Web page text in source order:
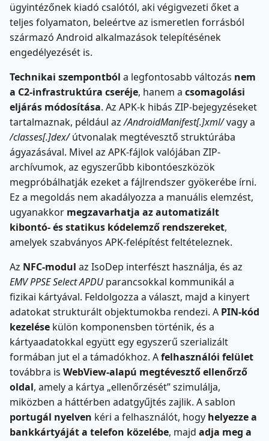
ügyintézőnek kiadó csalótól, aki végigvezeti őket a
teljes folyamaton, beleértve az ismeretlen forrásból
származó Android alkalmazások telepítésének
engedélyezését is.
Technikai szempontból a legfontosabb változás nem
a C2-infrastruktúra cseréje, hanem a csomagolási
eljárás módosítása. Az APK-k hibás ZIP-bejegyzéseket
tartalmaznak, például az/AndroidManifest[.]xml/vagy a
/classes[.]dex/útvonalak megtévesztő struktúrába
ágyazásával. Mivel az APK-fájlok valójában ZIP-
archívumok, az egyszerűbb kibontóeszközök
megpróbálhatják ezeket a fájlrendszer gyökerébe írni.
Ez a megoldás nem akadályozza a manuális elemzést,
ugyanakkor megzavarhatja az automatizált
kibontó- és statikus kódelemző rendszereket,
amelyek szabványos APK-felépítést feltételeznek.
Az NFC-modul az IsoDep interfészt használja, és az
EMV PPSE Select APDU parancsokkal kommunikál a
fizikai kártyával. Feldolgozza a választ, majd a kinyert
adatokat strukturált objektumokba rendezi. A PIN-kód
kezelése külön komponensben történik, és a
kártyaadatokkal együtt egy egyszerű szerializált
formában jut el a támadókhoz. Afelhasználói felület
továbbra is WebView-alapú megtévesztő ellenőrző
oldal, amely a kártya „ellenőrzését” szimulálja,
miközben a háttérben adatgyűjtés zajlik. A sablon
portugál nyelven kéri a felhasználót, hogy helyezze a
bankkártyáját a telefon közelébe, majd adja meg a